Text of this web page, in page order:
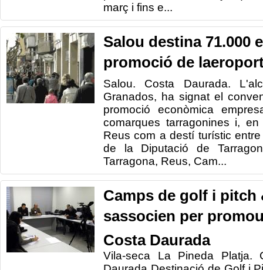
març i fins e...
Salou destina 71.000
promoció de
Salou. Costa Daurada.
Granados, ha signat el
promoció econòmica
comarques tarragonines i, en
Reus com a destí turístic
de la Diputació de
Tarragona, Reus, Cam...
Camps de golf i
sassocien per
Costa Daurada
Vila-seca La Pineda Platja.